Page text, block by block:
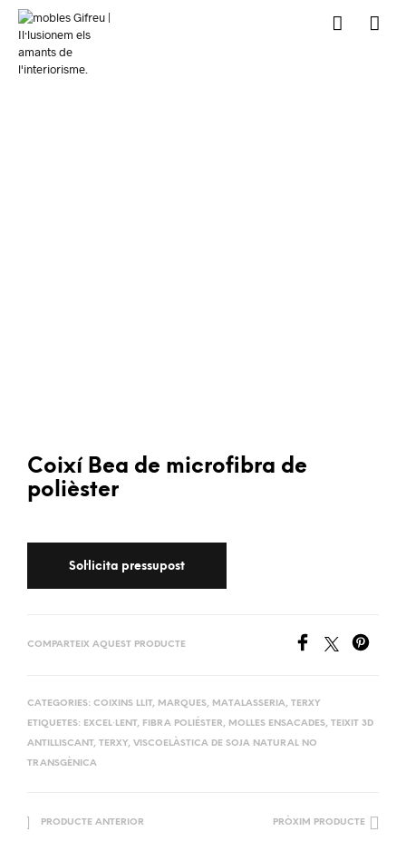
Coixí Bea de microfibra de
polièster
COMPARTEIX AQUEST PRODUCTE
CATEGORIES: COIXINS LLIT, MARQUES, MATALASSERIA, TERXY
ETIQUETES: EXCEL·LENT, FIBRA POLIÉSTER, MOLLES ENSACADES, TEIXIT 3D
ANTILLISCANT, TERXY, VISCOELÀSTICA DE SOJA NATURAL NO
TRANSGÈNICA
PRODUCTE ANTERIOR PRÒXIM PRODUCTE